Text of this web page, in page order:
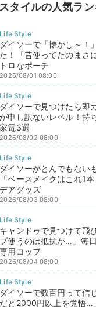
タイルの人気ラ
ダイソーで「懐かし～！
た！「昔使ってたのまさ
トロなポーチ
2026/08/01 08:00
ダイソーで見つけたら即
が申し訳ないレベル！持
家電3選
2026/08/02 08:00
ダイソーがとんでもない
「ベースメイクはこれ1
デアグッズ
2026/08/03 08:00
キャンドゥで見つけて飛
プ使うのは抵抗が…」毎
専用コップ
2026/08/04 08:00
ダイソーで数百円って信
だと2000円以上を覚悟…